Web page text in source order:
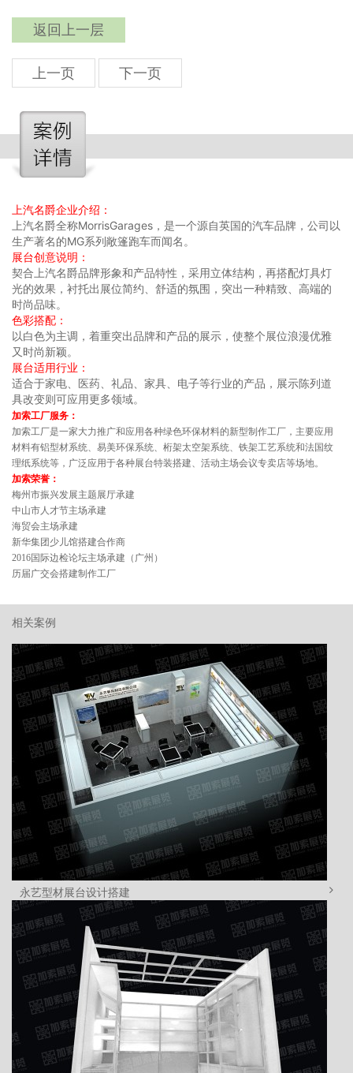
返回上一层
上一页 下一页
上汽名爵企业介绍：
上汽名爵全称MorrisGarages，是一个源自英国的汽车品牌，公司以
生产著名的MG系列敞篷跑车而闻名。
展台创意说明：
契合上汽名爵品牌形象和产品特性，采用立体结构，再搭配灯具灯
光的效果，衬托出展位简约、舒适的氛围，突出一种精致、高端的
时尚品味。
色彩搭配：
以白色为主调，着重突出品牌和产品的展示，使整个展位浪漫优雅
又时尚新颖。
展台适用行业：
适合于家电、医药、礼品、家具、电子等行业的产品，展示陈列道
具改变则可应用更多领域。
加索工厂服务：
加索工厂是一家大力推广和应用各种绿色环保材料的新型制作工厂，主要应用
材料有铝型材系统、易美环保系统、桁架太空架系统、铁架工艺系统和法国纹
理纸系统等，广泛应用于各种展台特装搭建、活动主场会议专卖店等场地。
加索荣誉：
梅州市振兴发展主题展厅承建
中山市人才节主场承建
海贸会主场承建
新华集团少儿馆搭建合作商
2016国际边检论坛主场承建（广州）
历届广交会搭建制作工厂
相关案例
永艺型材展台设计搭建